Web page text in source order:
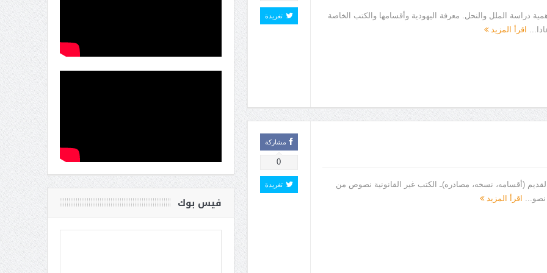
دراسة الملل والنحل. معرفة اليهودية وأقسامها والكتب الخاصة
اقرأ المزيد
تغريدة
القديم (أقسامه، نسخه، مصادره)ـ الكتب غير القانونية نصوص من
نصو... اقرأ المزيد
مشاركة
0
تغريدة
فيس بوك